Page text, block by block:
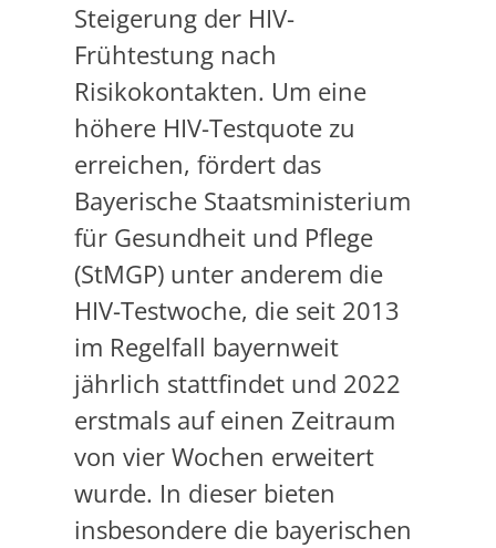
Steigerung der HIV-
Frühtestung nach
Risikokontakten. Um eine
höhere HIV-Testquote zu
erreichen, fördert das
Bayerische Staatsministerium
für Gesundheit und Pflege
(StMGP) unter anderem die
HIV-Testwoche, die seit 2013
im Regelfall bayernweit
jährlich stattfindet und 2022
erstmals auf einen Zeitraum
von vier Wochen erweitert
wurde. In dieser bieten
insbesondere die bayerischen